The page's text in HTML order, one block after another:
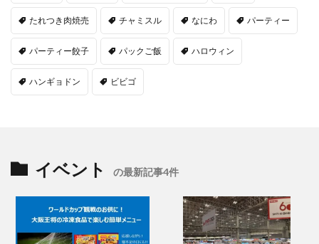
たれつき肉焼売 チャミスル なにわ パーティー
パーティー餃子 パックご飯 ハロウィン
ハンギョドン ビビゴ
イベント の最新記事4件